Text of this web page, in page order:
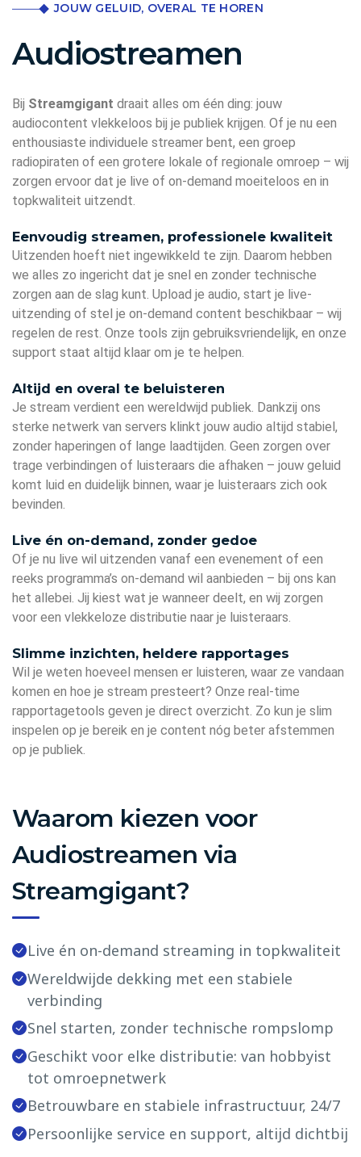
JOUW GELUID, OVERAL TE HOREN
Audiostreamen
Bij Streamgigant draait alles om één ding: jouw
audiocontent vlekkeloos bij je publiek krijgen. Of je nu een
enthousiaste individuele streamer bent, een groep
radiopiraten of een grotere lokale of regionale omroep – wij
zorgen ervoor dat je live of on-demand moeiteloos en in
topkwaliteit uitzendt.
Eenvoudig streamen, professionele kwaliteit
Uitzenden hoeft niet ingewikkeld te zijn. Daarom hebben
we alles zo ingericht dat je snel en zonder technische
zorgen aan de slag kunt. Upload je audio, start je live-
uitzending of stel je on-demand content beschikbaar – wij
regelen de rest. Onze tools zijn gebruiksvriendelijk, en onze
support staat altijd klaar om je te helpen.
Altijd en overal te beluisteren
Je stream verdient een wereldwijd publiek. Dankzij ons
sterke netwerk van servers klinkt jouw audio altijd stabiel,
zonder haperingen of lange laadtijden. Geen zorgen over
trage verbindingen of luisteraars die afhaken – jouw geluid
komt luid en duidelijk binnen, waar je luisteraars zich ook
bevinden.
Live én on-demand, zonder gedoe
Of je nu live wil uitzenden vanaf een evenement of een
reeks programma’s on-demand wil aanbieden – bij ons kan
het allebei. Jij kiest wat je wanneer deelt, en wij zorgen
voor een vlekkeloze distributie naar je luisteraars.
Slimme inzichten, heldere rapportages
Wil je weten hoeveel mensen er luisteren, waar ze vandaan
komen en hoe je stream presteert? Onze real-time
rapportagetools geven je direct overzicht. Zo kun je slim
inspelen op je bereik en je content nóg beter afstemmen
op je publiek.
Waarom kiezen voor
Audiostreamen via
Streamgigant?
Live én on-demand streaming in topkwaliteit
Wereldwijde dekking met een stabiele
verbinding
Snel starten, zonder technische rompslomp
Geschikt voor elke distributie: van hobbyist
tot omroepnetwerk
Betrouwbare en stabiele infrastructuur, 24/7
Persoonlijke service en support, altijd dichtbij